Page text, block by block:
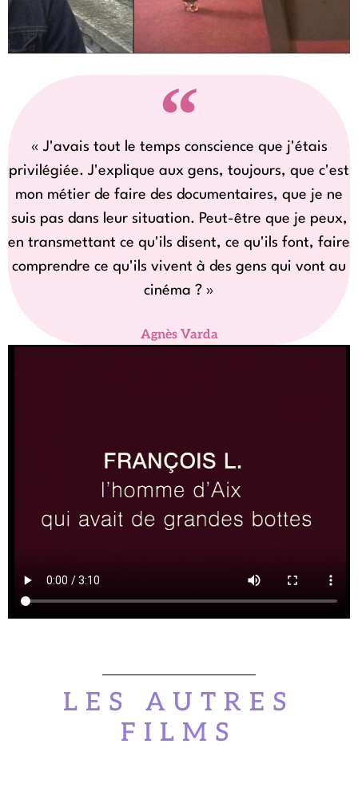
« J'avais tout le temps conscience que j'étais
privilégiée. J'explique aux gens, toujours, que c'est
mon métier de faire des documentaires, que je ne
suis pas dans leur situation. Peut-être que je peux,
en transmettant ce qu'ils disent, ce qu'ils font, faire
comprendre ce qu'ils vivent à des gens qui vont au
cinéma ? »
Agnès Varda
LES AUTRES
FILMS